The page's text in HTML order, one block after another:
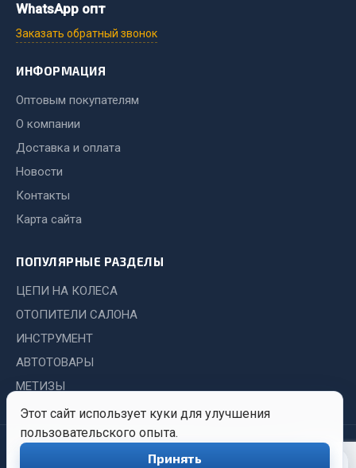
Запчасти ЯМЗ
Двигатель
Рулевое управление
Тормозная система
Весь раздел
Запчасти HOWO
Тормозная система
Система питания
Система выпуска газа
Этот сайт использует куки для улучшения
пользовательского опыта.
Принять
WhatsApp опт
Заказать обратный звонок
ИНФОРМАЦИЯ
Оптовым покупателям
О компании
Доставка и оплата
Новости
Контакты
Карта сайта
ПОПУЛЯРНЫЕ РАЗДЕЛЫ
ЦЕПИ НА КОЛЕСА
ОТОПИТЕЛИ САЛОНА
ИНСТРУМЕНТ
АВТОТОВАРЫ
МЕТИЗЫ
© 2026 Иркутский Центр Политика
конфиденциальности
Обработка